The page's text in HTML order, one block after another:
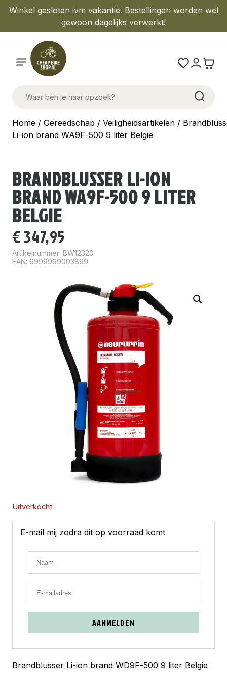
Winkel gesloten ivm vakantie. Bestellingen worden wel
gewoon dagelijks verwerkt!
Home / Gereedschap / Veiligheidsartikelen /
Li-ion brand WA9F-500 9 liter Belgie
BRANDBLUSSER LI-ION
BRAND WA9F-500 9 LITER
BELGIE
€ 347,95
Artikelnummer: BW12320
EAN: 9999999003899
Uitverkocht
E-mail mij zodra dit op voorraad komt
AANMELDEN
Brandblusser Li-ion brand WD9F-500 9 liter Belgie